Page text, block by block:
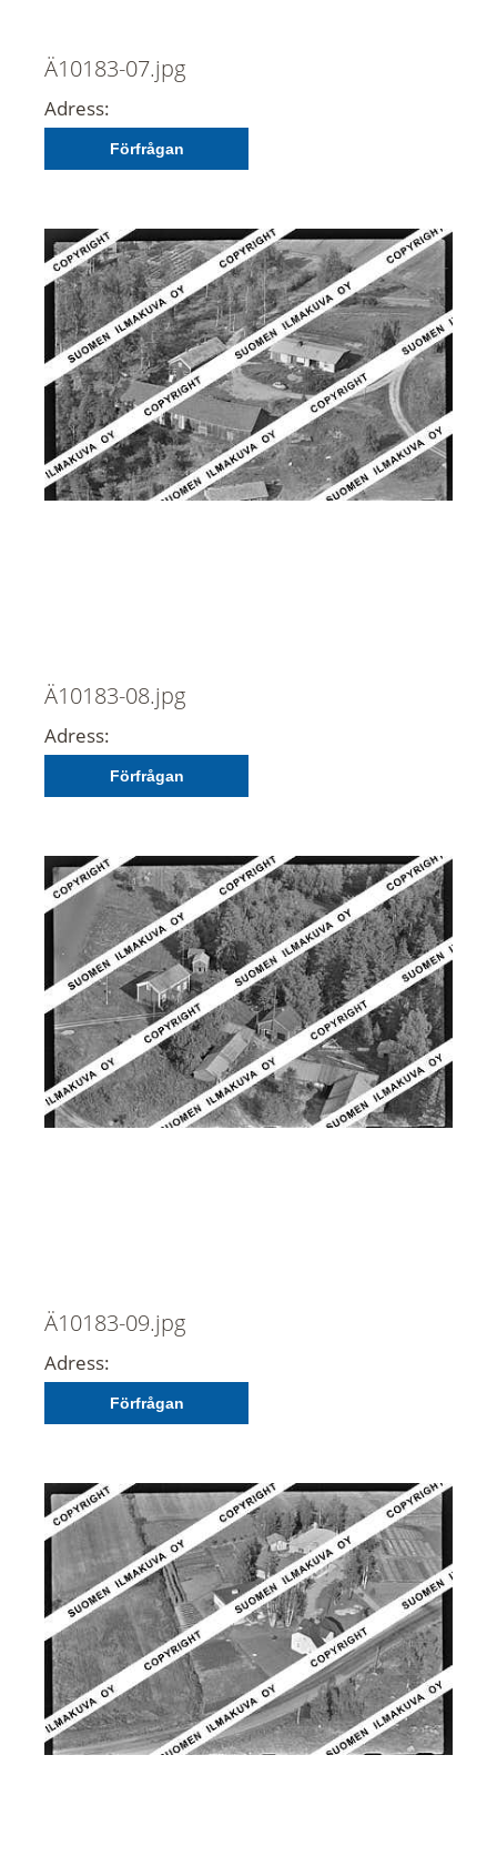
Ä10183-07.jpg
Adress:
Förfrågan
Ä10183-08.jpg
Adress:
Förfrågan
Ä10183-09.jpg
Adress:
Förfrågan